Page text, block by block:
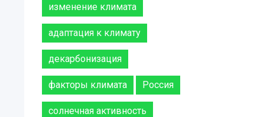
изменение климата
адаптация к климату
декарбонизация
факторы климата Россия
солнечная активность